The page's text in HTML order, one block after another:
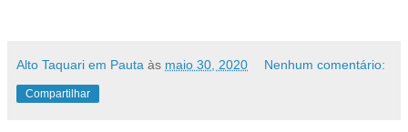
Alto Taquari em Pauta às maio 30, 2020 Nenhum comentário:
Compartilhar